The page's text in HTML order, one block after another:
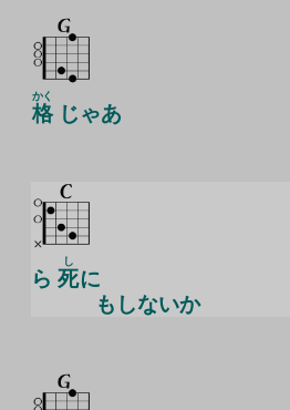
格
かく
じゃあ
ら死
し
に
もしないか